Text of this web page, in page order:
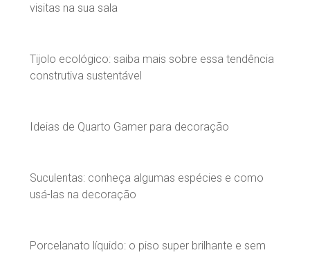
visitas na sua sala
Tijolo ecológico: saiba mais sobre essa tendência
construtiva sustentável
Ideias de Quarto Gamer para decoração
Suculentas: conheça algumas espécies e como
usá-las na decoração
Porcelanato líquido: o piso super brilhante e sem